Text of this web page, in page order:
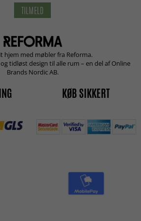
TILMELD
hjem med møbler fra Reforma.
tidløst design til alle rum – en del af Online
Brands Nordic AB.
KØB SIKKERT